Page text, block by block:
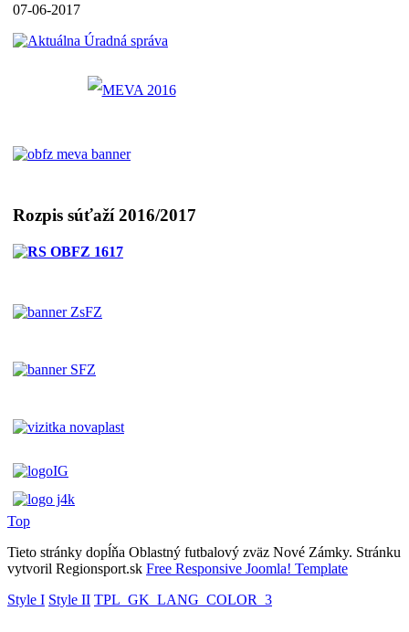
07-06-2017
Rozpis súťaží 2016/2017
Top
Tieto stránky dopĺňa Oblastný futbalový zväz Nové Zámky. Stránku
vytvoril Regionsport.sk Free Responsive Joomla! Template
Style I Style II TPL_GK_LANG_COLOR_3